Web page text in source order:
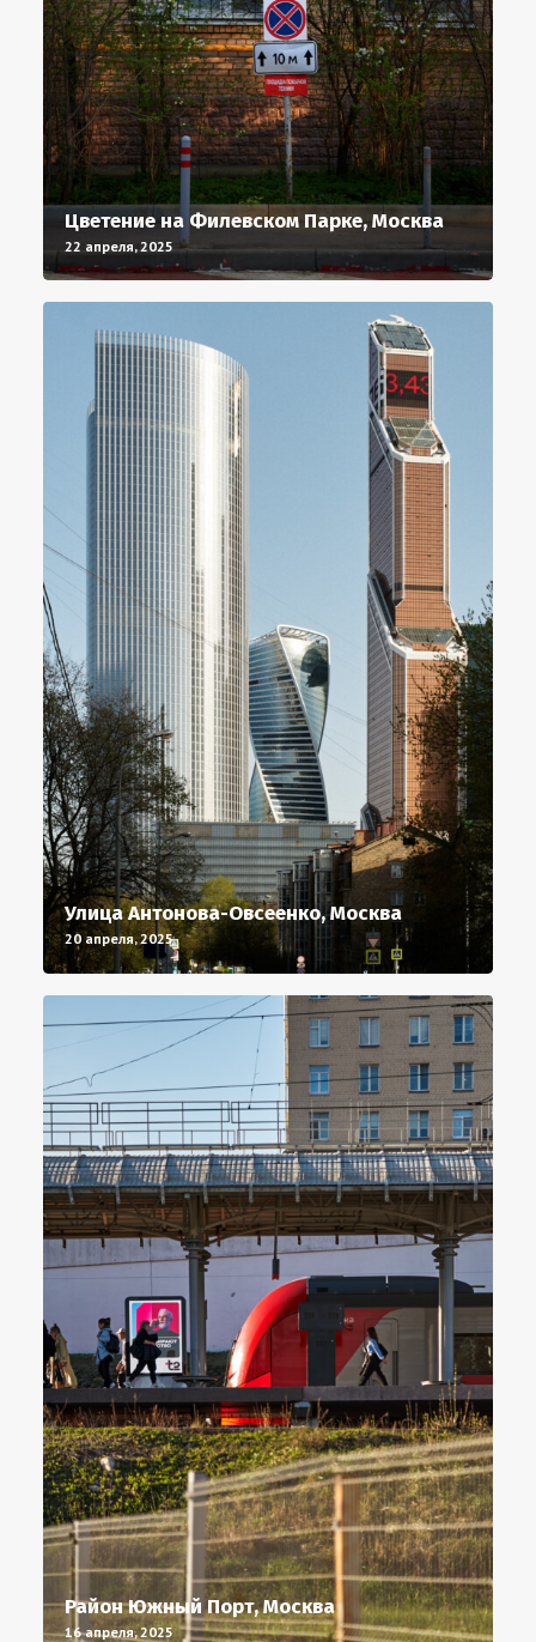
Цветение на Филевском Парке, Москва
22 апреля, 2025
Улица Антонова-Овсеенко, Москва
20 апреля, 2025
Район Южный Порт, Москва
16 апреля, 2025